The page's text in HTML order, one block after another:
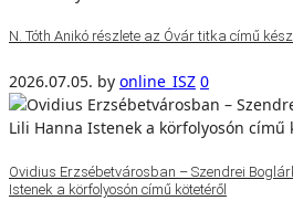
N. Tóth Anikó részlete az Óvár titka című
2026.07.05. by online_ISZ 0
Ovidius Erzsébetvárosban – Szendrei
Istenek a körfolyosón című kötetéről